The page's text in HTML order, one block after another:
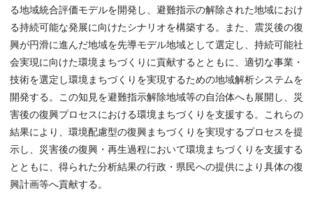
る地域統合評価モデルを開発し、避難指示の解除された地域におけ
る持続可能な発展に向けたシナリオを構築する。また、震災後の復
興が円滑に進んだ地域を先導モデル地域として選定し、持続可能社
会実現に向けた環境まちづくりに貢献するとともに、適切な事業・
技術を選定し環境まちづくりを実現するための地域解析システムを
開発する。この知見を避難指示解除地域等の自治体へも展開し、災
害後の復興プロセスにおける環境まちづくりを支援する。これらの
結果により、環境配慮型の復興まちづくりを実現するプロセスを提
示し、災害後の復興・再生過程において環境まちづくりを支援する
とともに、得られた分析結果の行政・県民への提供により具体の復
興計画等へ貢献する。